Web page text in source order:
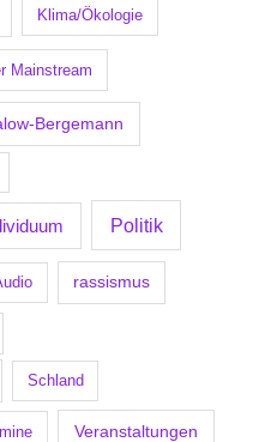
Klima/Ökologie
Mainstream
Bergemann
Politik
rassismus
Schland
Veranstaltungen